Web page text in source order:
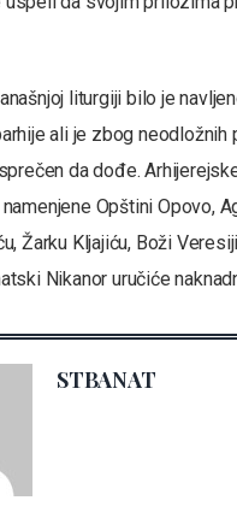
liturgiji bilo je
ali je zbog neodložnih
da dođe.
Opštini Opovo,
Žarku Kljajiću, Boži
Nikanor uručiće
STBANAT